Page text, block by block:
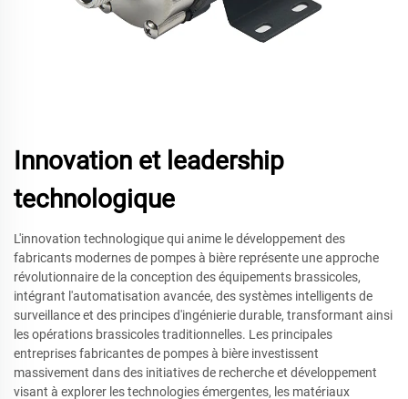
Innovation et leadership
technologique
L'innovation technologique qui anime le développement des
fabricants modernes de pompes à bière représente une approche
révolutionnaire de la conception des équipements brassicoles,
intégrant l'automatisation avancée, des systèmes intelligents de
surveillance et des principes d'ingénierie durable, transformant ainsi
les opérations brassicoles traditionnelles. Les principales
entreprises fabricantes de pompes à bière investissent
massivement dans des initiatives de recherche et développement
visant à explorer les technologies émergentes, les matériaux